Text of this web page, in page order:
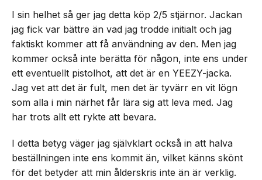
I sin helhet så ger jag detta köp 2/5 stjärnor. Jackan
jag fick var bättre än vad jag trodde initialt och jag
faktiskt kommer att få användning av den. Men jag
kommer också inte berätta för någon, inte ens under
ett eventuellt pistolhot, att det är en YEEZY-jacka.
Jag vet att det är fult, men det är tyvärr en vit lögn
som alla i min närhet får lära sig att leva med. Jag
har trots allt ett rykte att bevara.
I detta betyg väger jag självklart också in att halva
beställningen inte ens kommit än, vilket känns skönt
för det betyder att min ålderskris inte än är verklig.